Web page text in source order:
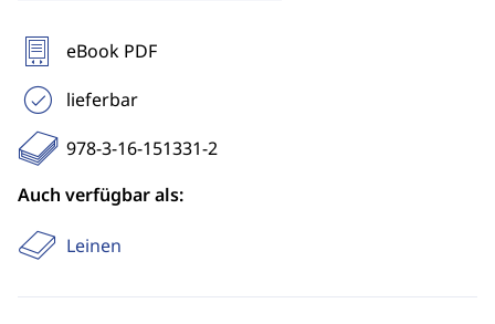
eBook PDF
lieferbar
978-3-16-151331-2
Auch verfügbar als:
Leinen